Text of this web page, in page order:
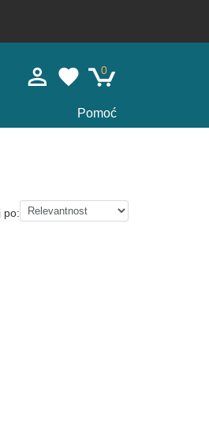
0
Pomoć
po: